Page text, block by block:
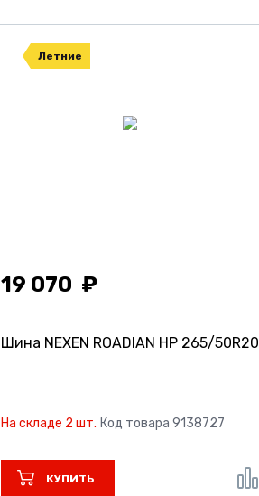
Летние
19 070
Шина NEXEN ROADIAN HP 265/50R20
На складе 2 шт. Код товара 9138727
КУПИТЬ